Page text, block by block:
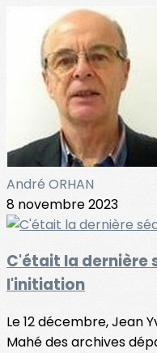
André ORHAN
8 novembre 2023
C'était la dernière
l'initiation
Le 12 décembre, Jean
Mahé des archives